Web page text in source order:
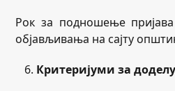
Рок за подношење
објављивања на сајту
Критеријуми за